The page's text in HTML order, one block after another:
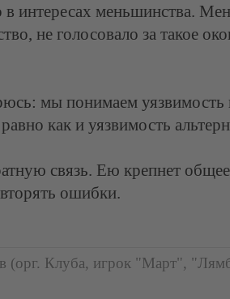
в интересах меньшинства.
не голосовало за такое
мы понимаем уязвимость
как и уязвимость
связь. Ею крепнет
ошибки.
(орг. Клуба, игрок "Март",